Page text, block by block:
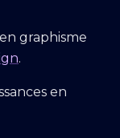
graphisme
.
en